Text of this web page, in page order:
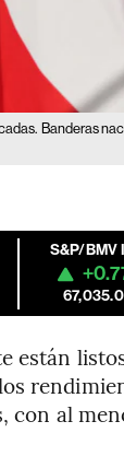
Banderas
S&P/BMV
están
con al